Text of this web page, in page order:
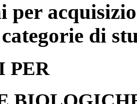
per
categorie di
PER